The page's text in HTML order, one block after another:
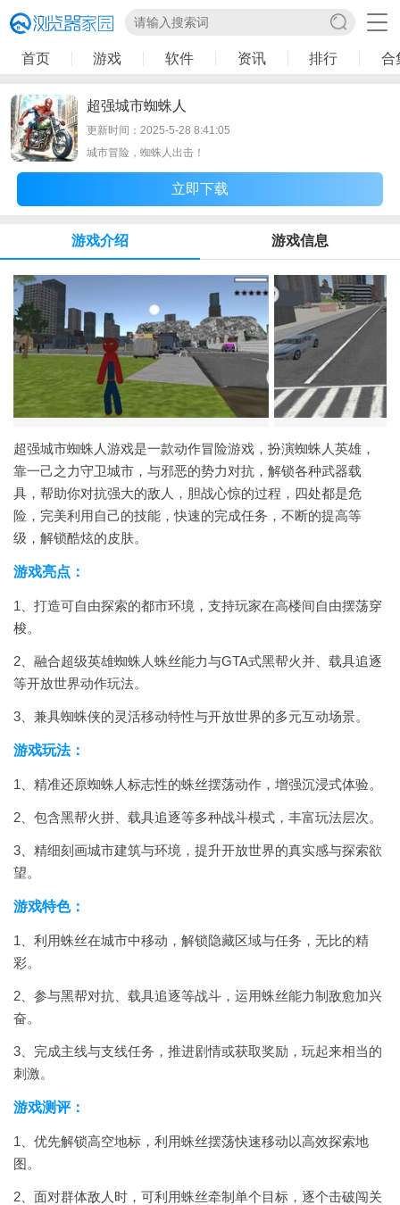
首页 游戏 软件 资讯 排行 合
超强城市蜘蛛人
更新时间：2025-5-28 8:41:05
城市冒险，蜘蛛人出击！
立即下载
游戏介绍 游戏信息
超强城市蜘蛛人游戏是一款动作冒险游戏，扮演蜘蛛人英雄，
靠一己之力守卫城市，与邪恶的势力对抗，解锁各种武器载
具，帮助你对抗强大的敌人，胆战心惊的过程，四处都是危
险，完美利用自己的技能，快速的完成任务，不断的提高等
级，解锁酷炫的皮肤。
游戏亮点：
1、打造可自由探索的都市环境，支持玩家在高楼间自由摆荡穿
梭。
2、融合超级英雄蜘蛛人蛛丝能力与GTA式黑帮火并、载具追逐
等开放世界动作玩法。
3、兼具蜘蛛侠的灵活移动特性与开放世界的多元互动场景。
游戏玩法：
1、精准还原蜘蛛人标志性的蛛丝摆荡动作，增强沉浸式体验。
2、包含黑帮火拼、载具追逐等多种战斗模式，丰富玩法层次。
3、精细刻画城市建筑与环境，提升开放世界的真实感与探索欲
望。
游戏特色：
1、利用蛛丝在城市中移动，解锁隐藏区域与任务，无比的精
彩。
2、参与黑帮对抗、载具追逐等战斗，运用蛛丝能力制敌愈加兴
奋。
3、完成主线与支线任务，推进剧情或获取奖励，玩起来相当的
刺激。
游戏测评：
1、优先解锁高空地标，利用蛛丝摆荡快速移动以高效探索地
图。
2、面对群体敌人时，可利用蛛丝牵制单个目标，逐个击破闯关